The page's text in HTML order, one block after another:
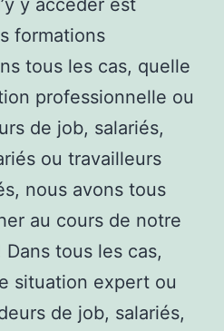
formations
tous les cas, quelle
professionnelle ou
de job, salariés,
ou travailleurs
nous avons tous
au cours de notre
tous les cas,
situation expert ou
de job, salariés,